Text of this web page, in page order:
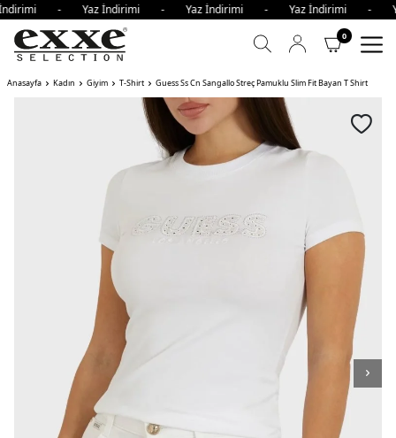
- Yaz İndirimi - Yaz İndirimi - Yaz İndirimi
0
Anasayfa Kadın Giyim T-Shirt Guess Ss Cn Sangallo Streç Pamuklu Slim Fit Bayan T Shirt